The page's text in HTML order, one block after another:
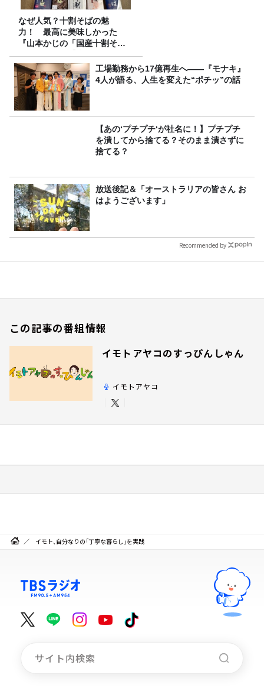
なぜ人気？十割そばの魅
力！ 最高に美味しかった
『山本かじの「国産十割そ
ば」』とは？【十割そば10種
食べ比べ】
工場勤務から17億再生へ——『モナキ』
4人が語る、人生を変えた“ポチッ”の話
【あの‘プチプチ‘が社名に！】プチプチ
を潰してから捨てる？そのまま潰さずに
捨てる？
放送後記＆「オーストラリアの皆さん お
はようございます」
Recommended by
この記事の番組情報
イモトアヤコのすっぴんしゃん
イモトアヤコ
イモト、自分なりの「丁寧な暮らし」を実践